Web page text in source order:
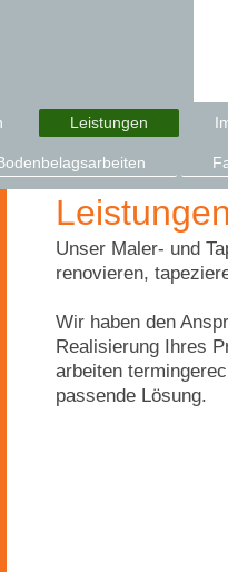
Leistungen
Leistungen
Unser Maler- und
renovieren,
Wir haben den
Realisierung Ihres
arbeiten
passende Lösung.